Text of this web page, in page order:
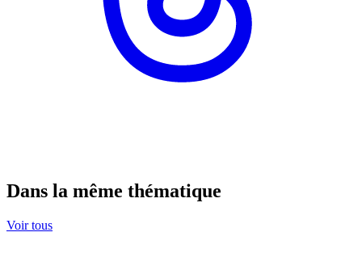
Dans la même thématique
Voir tous